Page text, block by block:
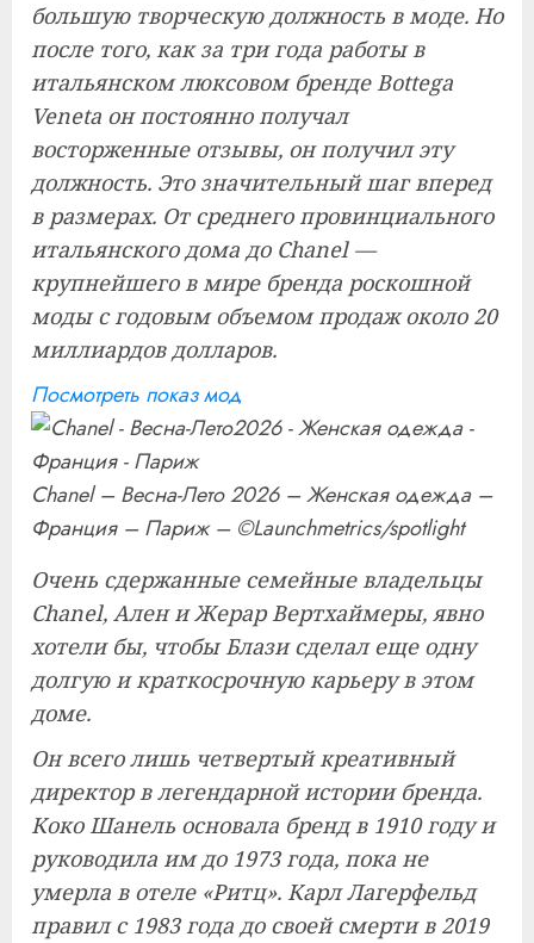
большую творческую должность в моде. Но
после того, как за три года работы в
итальянском люксовом бренде Bottega
Veneta он постоянно получал
восторженные отзывы, он получил эту
должность. Это значительный шаг вперед
в размерах. От среднего провинциального
итальянского дома до Chanel —
крупнейшего в мире бренда роскошной
моды с годовым объемом продаж около 20
миллиардов долларов.
Посмотреть показ мод
Chanel – Весна-Лето 2026 – Женская одежда –
Франция – Париж – ©Launchmetrics/spotlight
Очень сдержанные семейные владельцы
Chanel, Ален и Жерар Вертхаймеры, явно
хотели бы, чтобы Блази сделал еще одну
долгую и краткосрочную карьеру в этом
доме.
Он всего лишь четвертый креативный
директор в легендарной истории бренда.
Коко Шанель основала бренд в 1910 году и
руководила им до 1973 года, пока не
умерла в отеле «Ритц». Карл Лагерфельд
правил с 1983 года до своей смерти в 2019